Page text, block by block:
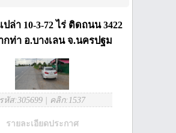
ล่า 10-3-72 ไร่ ติดถนน 3422
กท่า อ.บางเลน จ.นครปฐม
รหัส:305699 คลิก:1537
รายละเอียดประกาศ